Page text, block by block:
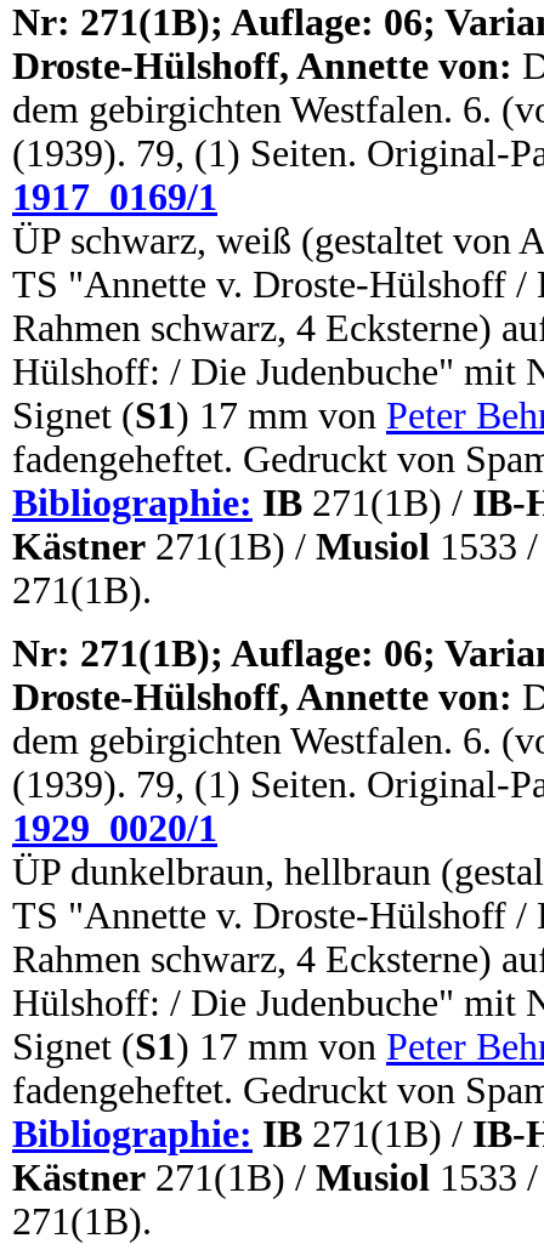
Nr: 271(1B); Auflage: 06;
Droste-Hülshoff, Annette von:
dem gebirgichten Westfalen. 6.
(1939). 79, (1) Seiten. Original-
1917_0169/1
ÜP schwarz, weiß (gestaltet von
TS "Annette v. Droste-Hülshoff /
Rahmen schwarz, 4 Ecksterne)
Hülshoff: / Die Judenbuche" mit
Signet (S1) 17 mm von Peter
fadengeheftet. Gedruckt von
Bibliographie: IB 271(1B) / IB-
Kästner 271(1B) / Musiol 1533
271(1B).
Nr: 271(1B); Auflage: 06;
Droste-Hülshoff, Annette von:
dem gebirgichten Westfalen. 6.
(1939). 79, (1) Seiten. Original-
1929_0020/1
ÜP dunkelbraun, hellbraun
TS "Annette v. Droste-Hülshoff /
Rahmen schwarz, 4 Ecksterne)
Hülshoff: / Die Judenbuche" mit
Signet (S1) 17 mm von Peter
fadengeheftet. Gedruckt von
Bibliographie: IB 271(1B) / IB-
Kästner 271(1B) / Musiol 1533
271(1B).